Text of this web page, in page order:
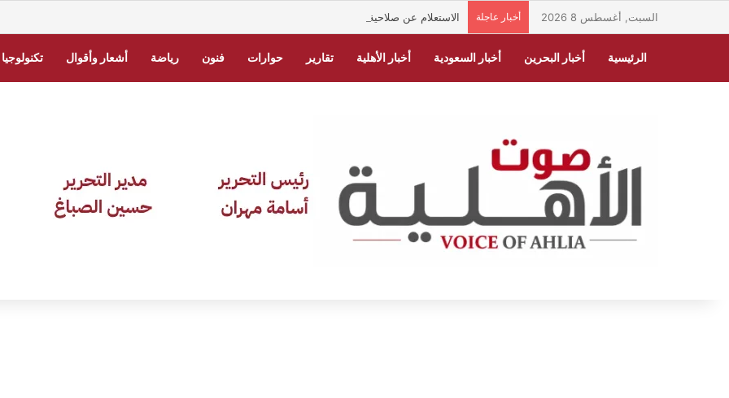
السبت, أغسطس 8 2026 أخبار عاجلة الاستعلام عن صلاحية الهوية الوطنية في السعودية 2026 برقم الهوية.. الخطوات عبر أبشر
الرئيسية أخبار البحرين أخبار السعودية أخبار الأهلية تقارير حوارات فنون رياضة أشعار وأقوال